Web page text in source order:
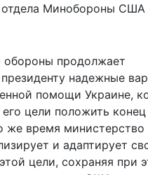
отдела Минобороны
обороны продолжает
надежные
помощи Украине,
цели положить конец
же время министерство
и адаптирует
цели, сохраняя при